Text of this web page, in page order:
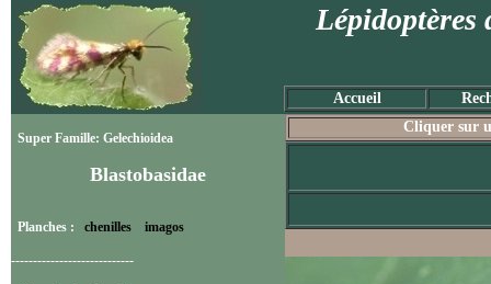
Lépidoptères
Accueil
Super Famille: Gelechioidea
Blastobasidae
Planches : chenilles imagos
----------------------------
Cliquer sur